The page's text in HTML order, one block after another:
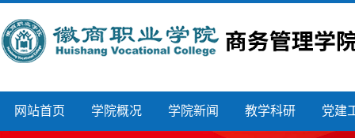
网站首页 学院概况 学院新闻 教学科研 党建